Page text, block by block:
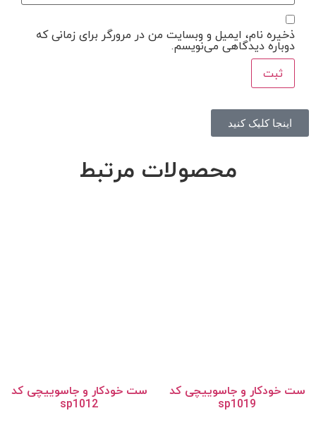
ذخیره نام، ایمیل و وبسایت من در مرورگر برای زمانی که
دوباره دیدگاهی می‌نویسم.
اینجا کلیک کنید
محصولات مرتبط
ست خودکار و جاسوییچی کد
sp1019
ست خودکار و جاسوییچی کد
sp1012